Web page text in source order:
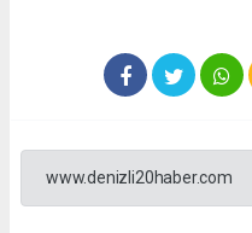
www.denizli20haber.com